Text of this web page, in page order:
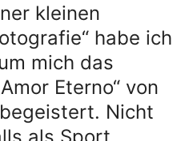
kleinen
habe ich
mich das
Eterno“ von
Nicht